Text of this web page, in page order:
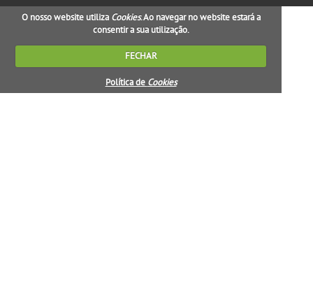
O nosso website utiliza Cookies. Ao navegar no website estará a
consentir a sua utilização.
FECHAR
Política de Cookies